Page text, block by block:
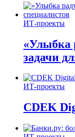
ИТ-проекты
«Улыбка
задачи
ИТ-проекты
CDEK